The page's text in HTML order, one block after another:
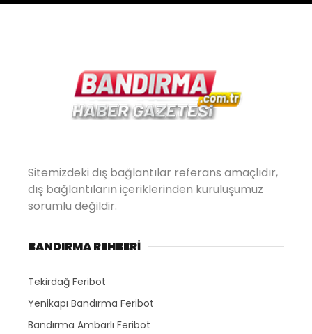
Sitemizdeki dış bağlantılar referans amaçlıdır,
dış bağlantıların içeriklerinden kuruluşumuz
sorumlu değildir.
BANDIRMA REHBERİ
Tekirdağ Feribot
Yenikapı Bandırma Feribot
Bandırma Ambarlı Feribot